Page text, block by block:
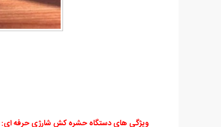
ویژگی های دستگاه حشره کش شارژی حرفه ای: